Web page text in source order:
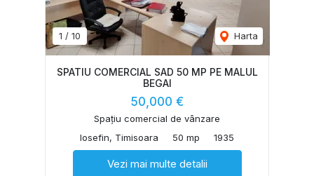
1 / 10 Harta
SPATIU COMERCIAL SAD 50 MP PE MALUL
BEGAI
50,000 €
Spațiu comercial de vânzare
Iosefin, Timisoara
50 mp 1935
Vezi mai multe detalii